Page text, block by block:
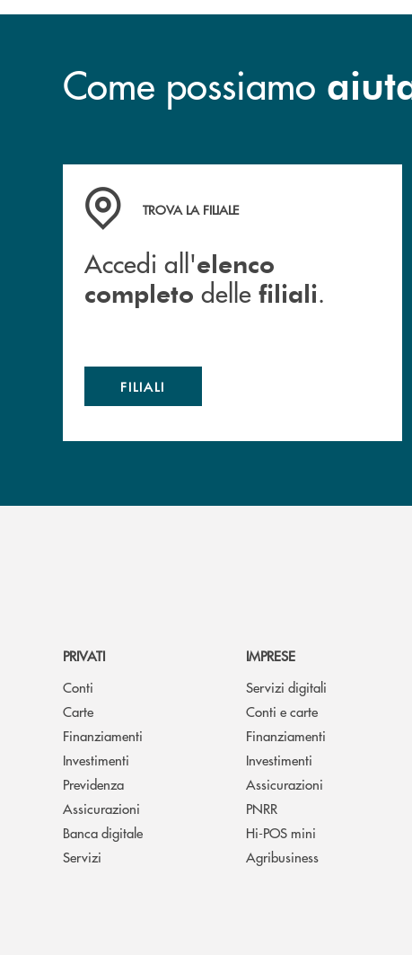
Come possiamo
Accedi all' elenco completo delle filiali .
TROVA LA FILIALE
Accedi all'elenco
completo delle filiali.
FILIALI
PRIVATI
Conti
Carte
Finanziamenti
Investimenti
Previdenza
Assicurazioni
Banca digitale
Servizi
IMPRESE
Servizi digitali
Conti e carte
Finanziamenti
Investimenti
Assicurazioni
PNRR
Hi-POS mini
Agribusiness